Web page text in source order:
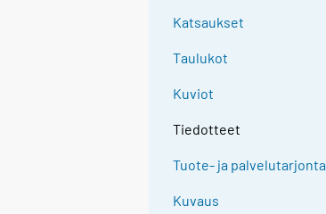
Katsaukset
Taulukot
Kuviot
Tiedotteet
Tuote- ja palvelutarjonta
Kuvaus